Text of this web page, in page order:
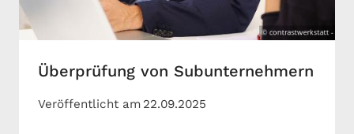
Überprüfung von Subunternehmern
Veröffentlicht am 22.09.2025